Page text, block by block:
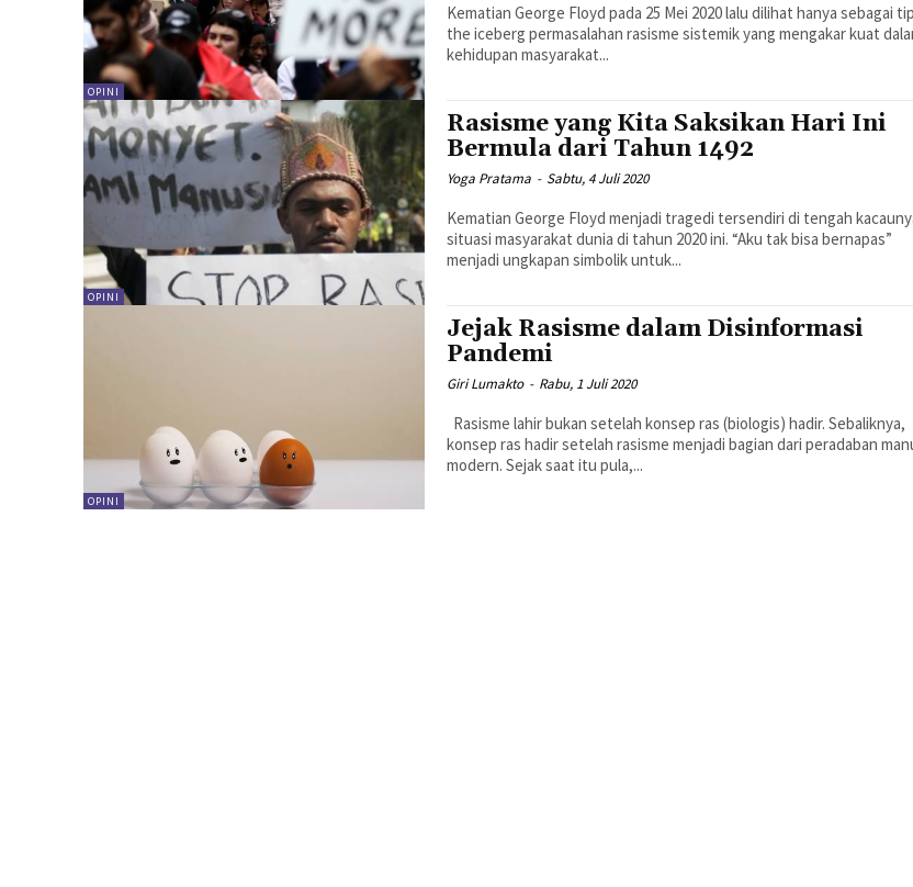
OPINI
Kematian George Floyd pada 25 Mei 2020 lalu dilihat hanya sebagai
the iceberg permasalahan rasisme sistemik yang mengakar kuat
kehidupan masyarakat...
OPINI
Rasisme yang Kita Saksikan Hari Ini
Bermula dari Tahun 1492
Yoga Pratama - Sabtu, 4 Juli 2020
Kematian George Floyd menjadi tragedi tersendiri di tengah
situasi masyarakat dunia di tahun 2020 ini. “Aku tak bisa bernapas”
menjadi ungkapan simbolik untuk...
OPINI
Jejak Rasisme dalam Disinformasi
Pandemi
Giri Lumakto - Rabu, 1 Juli 2020
konsep ras hadir setelah rasisme menjadi bagian dari peradaban
modern. Sejak saat itu pula,...